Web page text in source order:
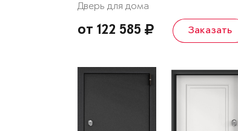
Дверь для дома
от 122 585 Заказать